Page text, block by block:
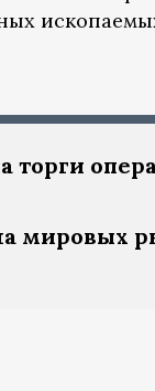
торги
мировых